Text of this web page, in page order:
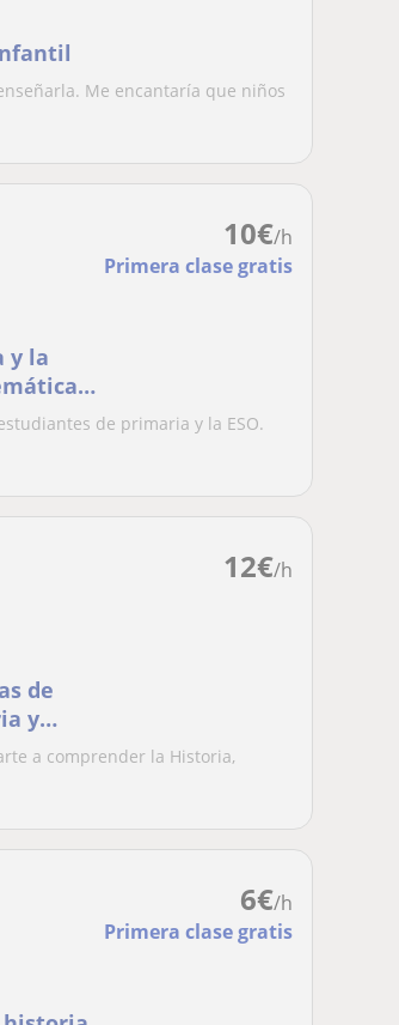
Me encantaría que niños
10€/h
Primera clase gratis
y la
de primaria y la ESO.
12€/h
de
y
o aa comprender la Historia,
6€/h
Primera clase gratis